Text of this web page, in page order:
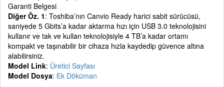
Garanti Belgesi
Diğer Öz. 1: Toshiba’nın Canvio Ready harici sabit sürücüsü,
saniyede 5 Gbits’a kadar aktarma hızı için USB 3.0 teknolojisini
kullanır ve tak ve kullan teknolojisiyle 4 TB’a kadar ortamı
kompakt ve taşınabilir bir cihaza hızla kaydedip güvence altına
alabilirsiniz.
Model Link: Üretici Sayfası
Model Dosya: Ek Döküman